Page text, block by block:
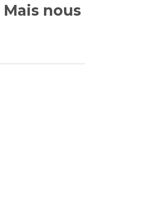
Mais nous